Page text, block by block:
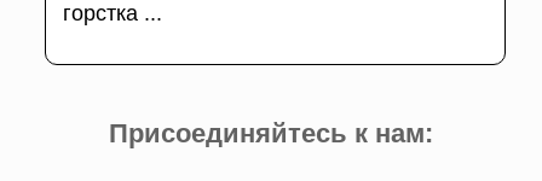
горстка ...
Присоединяйтесь к нам: